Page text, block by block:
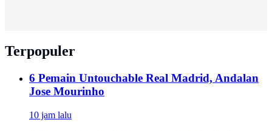
Terpopuler
6 Pemain Untouchable Real Madrid, Andalan
Jose Mourinho
10 jam lalu